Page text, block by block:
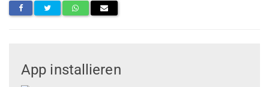
App installieren